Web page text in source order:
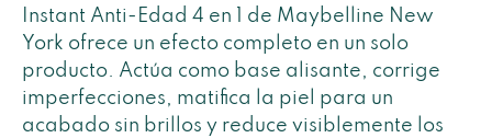
Instant Anti-Edad 4 en 1 de Maybelline New
York ofrece un efecto completo en un solo
producto. Actúa como base alisante, corrige
imperfecciones, matifica la piel para un
acabado sin brillos y reduce visiblemente los